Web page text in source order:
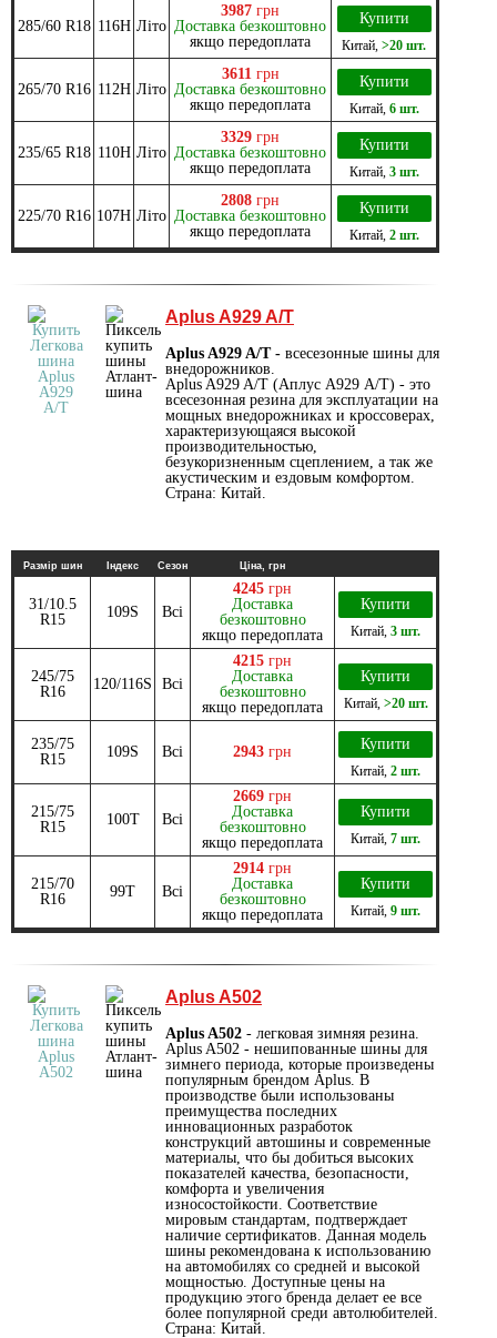
285/60 R18 116H Літо
3987 грн
Доставка безкоштовно
якщо передоплата
Купити
Китай >20 шт.
265/70 R16 112H Літо
3611 грн
Доставка безкоштовно
якщо передоплата
Купити
Китай, 6 шт.
235/65 R18 110H Літо
3329 грн
Доставка безкоштовно
якщо передоплата
Купити
Китай, 3 шт.
225/70 R16 107H Літо
2808 грн
Доставка безкоштовно
якщо передоплата
Купити
Китай, 2 шт.
Aplus A929 A/T
Aplus A929 A/T - всесезонные шины для
внедорожников.
Aplus A929 A/T (Аплус А929 А/Т) - это
всесезонная резина для эксплуатации на
мощных внедорожниках и кроссоверах,
характеризующаяся высокой
производительностью,
безукоризненным сцеплением, а так же
акустическим и ездовым комфортом.
Страна: Китай.
Размір шин Індекс Сезон Ціна, грн
31/10.5
R15
109S Всі
4245 грн
Доставка
безкоштовно
якщо передоплата
Купити
Китай 3 шт.
245/75
R16
120/116S Всі
4215 грн
Доставка
безкоштовно
якщо передоплата
Купити
Китай, >20 шт.
235/75
R15
109S Всі 2943 грн Купити
Китай 2 шт.
215/75
R15
100T Всі
2669 грн
Доставка
безкоштовно
якщо передоплата
Купити
Китай 7 шт.
215/70
R16
99T Всі
2914 грн
Доставка
безкоштовно
якщо передоплата
Купити
Китай 9 шт.
Aplus A502
Aplus A502 - легковая зимняя резина.
Aplus A502 - нешипованные шины для
зимнего периода, которые произведены
популярным брендом Aplus. В
производстве были использованы
преимущества последних
инновационных разработок
конструкций автошины и современные
материалы, что бы добиться высоких
показателей качества, безопасности,
комфорта и увеличения
износостойкости. Соответствие
мировым стандартам, подтверждает
наличие сертификатов. Данная модель
шины рекомендована к использованию
на автомобилях со средней и высокой
мощностью. Доступные цены на
продукцию этого бренда делает ее все
более популярной среди автолюбителей.
Страна: Китай.